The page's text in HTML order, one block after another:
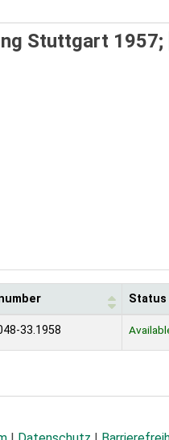
Stuttgart 1957;
Status
33.1958